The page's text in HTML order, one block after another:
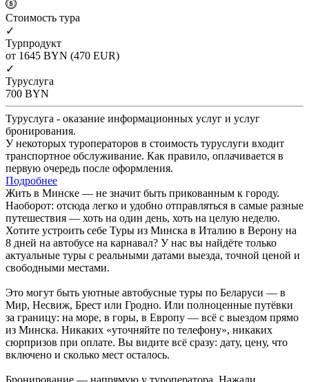
Cтоимость тура
✓
Турпродукт
от 1645 BYN (470 EUR)
✓
Туруслуга
700 BYN
Туруслуга - оказание информационных услуг и услуг
бронирования.
У некоторых туроператоров в стоимость туруслуги входит
транспортное обслуживание. Как правило, оплачивается в
первую очередь после оформления.
Подробнее
Жить в Минске — не значит быть прикованным к городу.
Наоборот: отсюда легко и удобно отправляться в самые разные
путешествия — хоть на один день, хоть на целую неделю.
Хотите устроить себе Туры из Минска в Италию в Верону на
8 дней на автобусе на карнавал? У нас вы найдёте только
актуальные туры с реальными датами выезда, точной ценой и
свободными местами.
Это могут быть уютные автобусные туры по Беларуси — в
Мир, Несвиж, Брест или Гродно. Или полноценные путёвки
за границу: на море, в горы, в Европу — всё с выездом прямо
из Минска. Никаких «уточняйте по телефону», никаких
сюрпризов при оплате. Вы видите всё сразу: дату, цену, что
включено и сколько мест осталось.
Бронирование — напрямую у туроператора. Нажали